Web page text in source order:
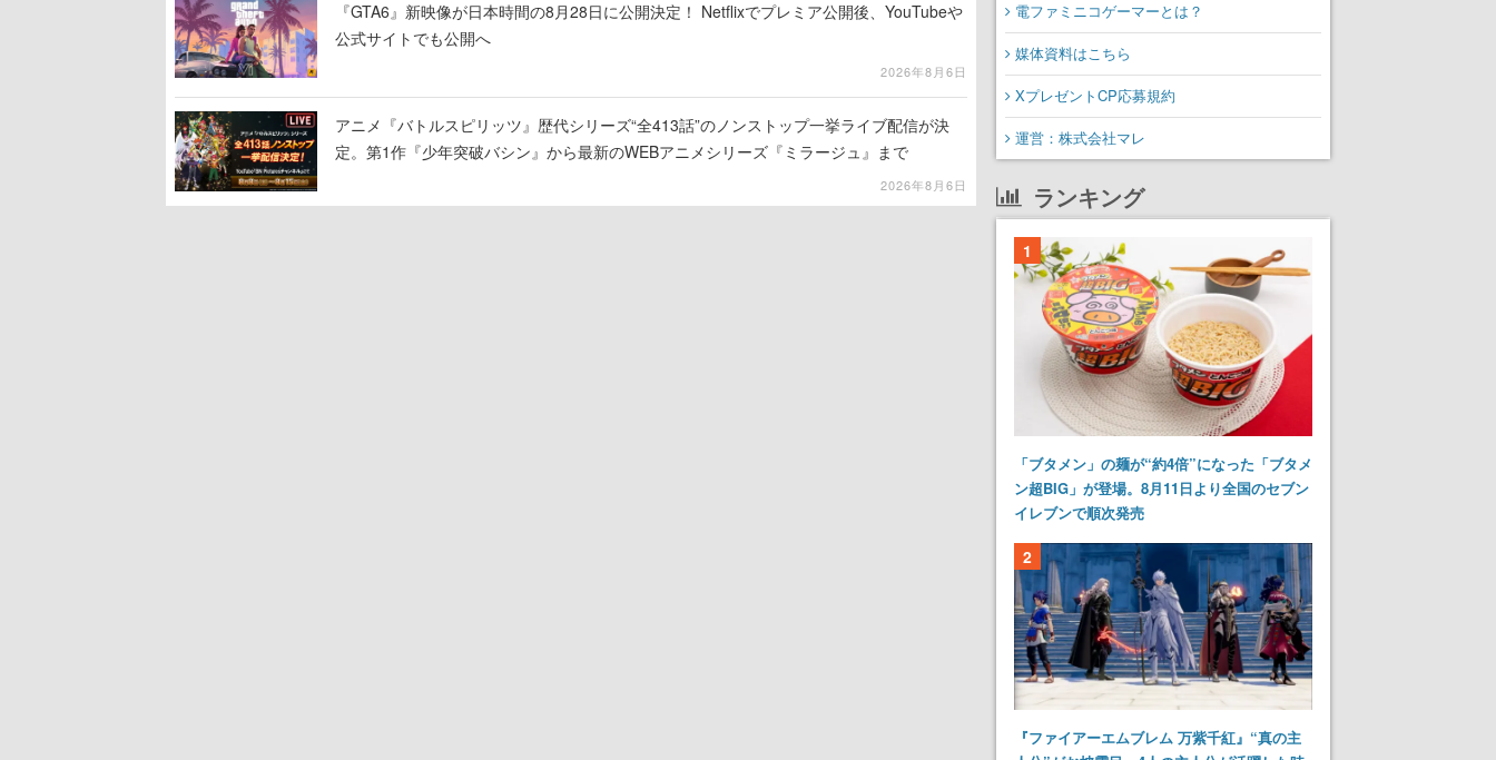
『GTA6』新映像が日本時間の8月28日に公開決定！ Netflixでプレミア公開後、YouTubeや
公式サイトでも公開へ
2026年8月6日
アニメ『バトルスピリッツ』歴代シリーズ“全413話”のノンストップ一挙ライブ配信が決
定。第1作『少年突破バシン』から最新のWEBアニメシリーズ『ミラージュ』まで
2026年8月6日
電ファミニコゲーマーとは？
媒体資料はこちら
XプレゼントCP応募規約
運営：株式会社マレ
ランキング
1
「ブタメン」の麺が“約4倍”になった「ブタメ
ン超BIG」が登場。8月11日より全国のセブン
イレブンで順次発売
2
『ファイアーエムブレム 万紫千紅』“真の主